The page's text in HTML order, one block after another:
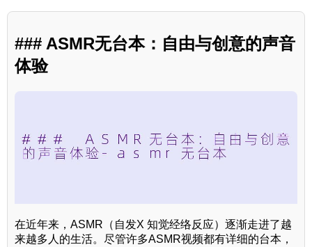
### ASMR无台本：自由与创意的声音
体验
在近年来，ASMR（自发X 知觉经络反应）逐渐走进了越
来越多人的生活。尽管许多ASMR视频都有详细的台本，